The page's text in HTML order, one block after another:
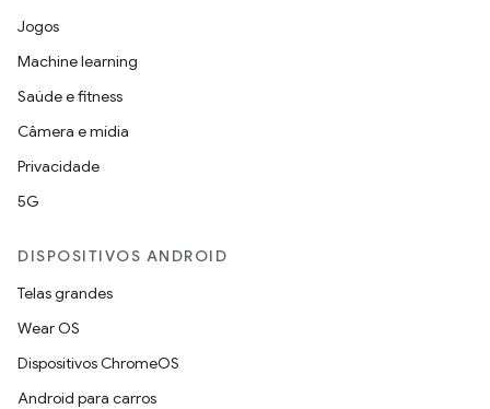
Jogos
Machine learning
Saúde e fitness
Câmera e mídia
Privacidade
5G
DISPOSITIVOS ANDROID
Telas grandes
Wear OS
Dispositivos ChromeOS
Android para carros